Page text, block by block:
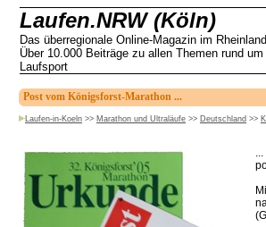
Laufen.NRW (Köln)
Das überregionale Online-Magazin im Rheinland
Über 10.000 Beiträge zu allen Themen rund um
Laufsport
Post vom Königsforst-Marathon ...
Laufen-in-Koeln >> Marathon und Ultraläufe >> Deutschland >>